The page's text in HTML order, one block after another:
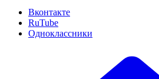
Вконтакте
RuTube
Одноклассники